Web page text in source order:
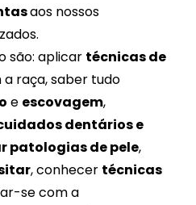
aos nossos
são: aplicar técnicas de
raça, saber tudo
e escovagem,
dentários e
patologias de pele,
, conhecer técnicas
se com a